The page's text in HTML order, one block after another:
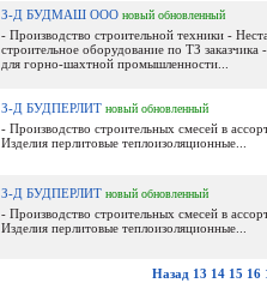
З-Д БУДМАШ ООО новый обновленный
- Производство строительной техники -
строительное оборудование по ТЗ заказчика
для горно-шахтной промышленности...
З-Д БУДПЕРЛИТ новый обновленный
- Производство строительных смесей в
Изделия перлитовые теплоизоляционные...
З-Д БУДПЕРЛИТ новый обновленный
- Производство строительных смесей в
Изделия перлитовые теплоизоляционные...
Назад 13 14 15 16